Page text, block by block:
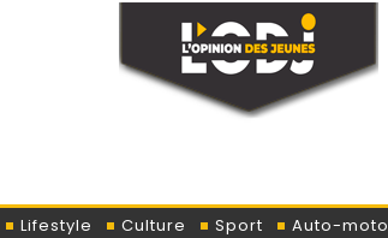
Lifestyle Culture Sport Auto-moto